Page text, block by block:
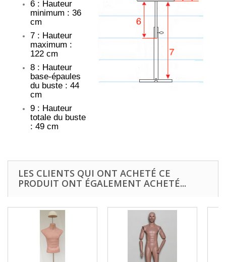
6 : Hauteur
minimum : 36
cm
7 : Hauteur
maximum :
122 cm
8 : Hauteur
base-épaules
du buste : 44
cm
9 : Hauteur
totale du buste
: 49 cm
LES CLIENTS QUI ONT ACHETÉ CE
PRODUIT ONT ÉGALEMENT ACHETÉ...